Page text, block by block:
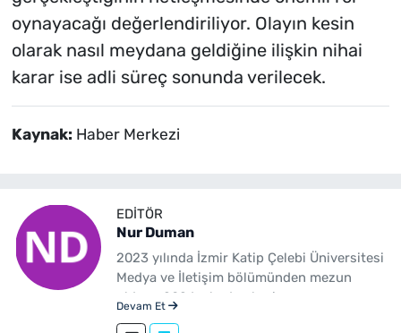
oynayacağı değerlendiriliyor. Olayın kesin
olarak nasıl meydana geldiğine ilişkin nihai
karar ise adli süreç sonunda verilecek.
Kaynak: Haber Merkezi
EDITÖR
Nur Duman
2023 yılında İzmir Katip Çelebi Üniversitesi
Medya ve İletişim bölümünden mezun
oldum. 2024 yılından beri
Devam Et